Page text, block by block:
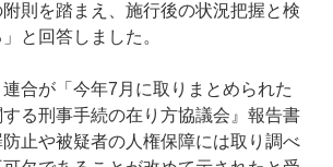
則を踏まえ、施行後の状況把握と検
と回答しました。
合が「今年7月に取りまとめられた
する刑事手続の在り方協議会』報告書
止や被疑者の人権保障には取り調べ